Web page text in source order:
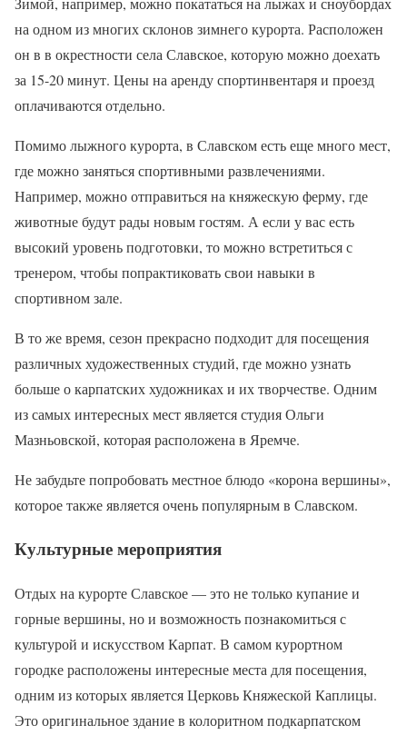
на одном из многих склонов зимнего курорта. Расположен
он в в окрестности села Славское, которую можно доехать
за 15-20 минут. Цены на аренду спортинвентаря и проезд
оплачиваются отдельно.
Помимо лыжного курорта, в Славском есть еще много мест,
где можно заняться спортивными развлечениями.
Например, можно отправиться на княжескую ферму, где
животные будут рады новым гостям. А если у вас есть
высокий уровень подготовки, то можно встретиться с
тренером, чтобы попрактиковать свои навыки в
спортивном зале.
В то же время, сезон прекрасно подходит для посещения
различных художественных студий, где можно узнать
больше о карпатских художниках и их творчестве. Одним
из самых интересных мест является студия Ольги
Мазньовской, которая расположена в Яремче.
Не забудьте попробовать местное блюдо «корона вершины»,
которое также является очень популярным в Славском.
Культурные мероприятия
Отдых на курорте Славское — это не только купание и
горные вершины, но и возможность познакомиться с
культурой и искусством Карпат. В самом курортном
городке расположены интересные места для посещения,
одним из которых является Церковь Княжеской Каплицы.
Это оригинальное здание в колоритном подкарпатском